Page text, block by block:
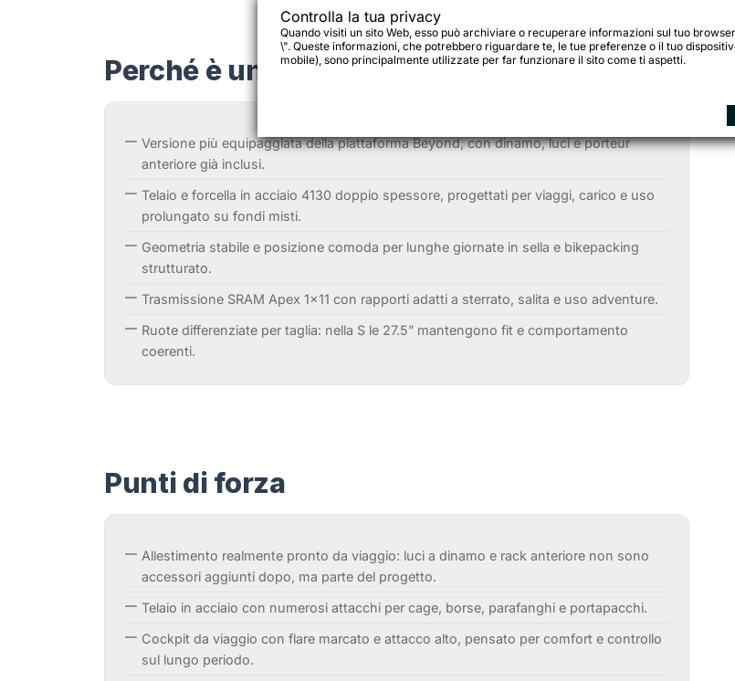
Perché è una Beyond 2
Versione più equipaggiata della piattaforma Beyond, con dinamo, luci e porteur
anteriore già inclusi.
Telaio e forcella in acciaio 4130 doppio spessore, progettati per viaggi, carico e uso
prolungato su fondi misti.
Geometria stabile e posizione comoda per lunghe giornate in sella e bikepacking
strutturato.
Trasmissione SRAM Apex 1x11 con rapporti adatti a sterrato, salita e uso adventure.
Ruote differenziate per taglia: nella S le 27.5” mantengono fit e comportamento
coerenti.
Punti di forza
Allestimento realmente pronto da viaggio: luci a dinamo e rack anteriore non sono
accessori aggiunti dopo, ma parte del progetto.
Telaio in acciaio con numerosi attacchi per cage, borse, parafanghi e portapacchi.
Cockpit da viaggio con flare marcato e attacco alto, pensato per comfort e controllo
sul lungo periodo.
Controlla la tua privacy
Quando visiti un sito Web, esso può archiviare o recuperare informazioni sul tuo
\". Queste informazioni, che potrebbero riguardare te, le tue preferenze o il tuo
mobile), sono principalmente utilizzate per far funzionare il sito come ti aspetti.